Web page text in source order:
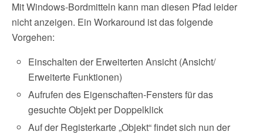
Mit Windows-Bordmitteln kann man diesen Pfad leider
nicht anzeigen. Ein Workaround ist das folgende
Vorgehen:
Einschalten der Erweiterten Ansicht (Ansicht/
Erweiterte Funktionen)
Aufrufen des Eigenschaften-Fensters für das
gesuchte Objekt per Doppelklick
Auf der Registerkarte „Objekt“ findet sich nun der